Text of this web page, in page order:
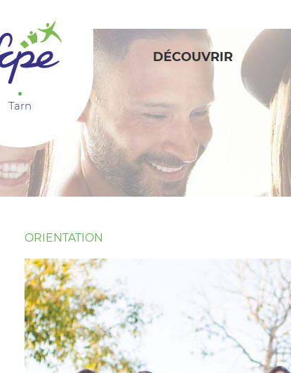
Tarn
DÉCOUVRIR
ORIENTATION